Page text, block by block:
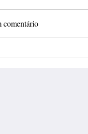
comentário